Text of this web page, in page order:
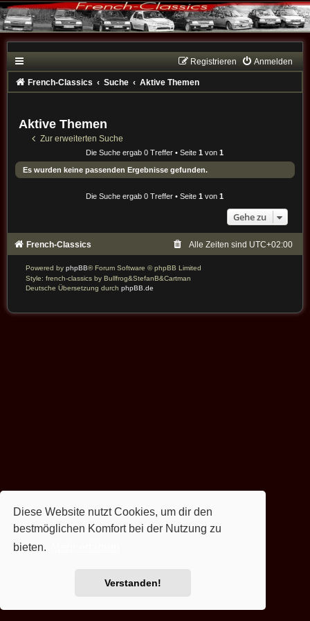
Diese Website nutzt Cookies, um dir den
bestmöglichen Komfort bei der Nutzung zu
bieten.
Verstanden!
Anmelden
Registrieren
French-Classics Suche Aktive Themen
Aktive Themen
Zur erweiterten Suche
Die Suche ergab 0 Treffer • Seite1 von1
Es wurden keine passenden Ergebnisse gefunden.
Die Suche ergab 0 Treffer • Seite1 von1
Gehe zu
French-Classics Alle Zeiten sind UTC+02:00
Powered by phpBB® Forum Software © phpBB Limited
Style: french-classics by Bullfrog&StefanB&Cartman
Deutsche Übersetzung durch phpBB.de